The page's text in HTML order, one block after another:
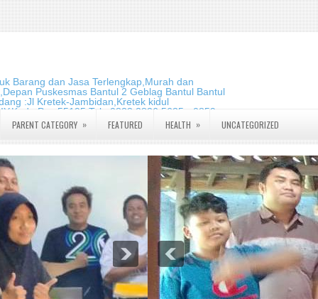
Barang dan Jasa Terlengkap,Murah dan
Puskesmas Bantul 2 Geblag Bantul Bantul
:Jl Kretek-Jambidan,Kretek kidul
Pos:55195 Telp:0823 2826 5635 - 0859
PARENT CATEGORY » FEATURED HEALTH » UNCATEGORIZED